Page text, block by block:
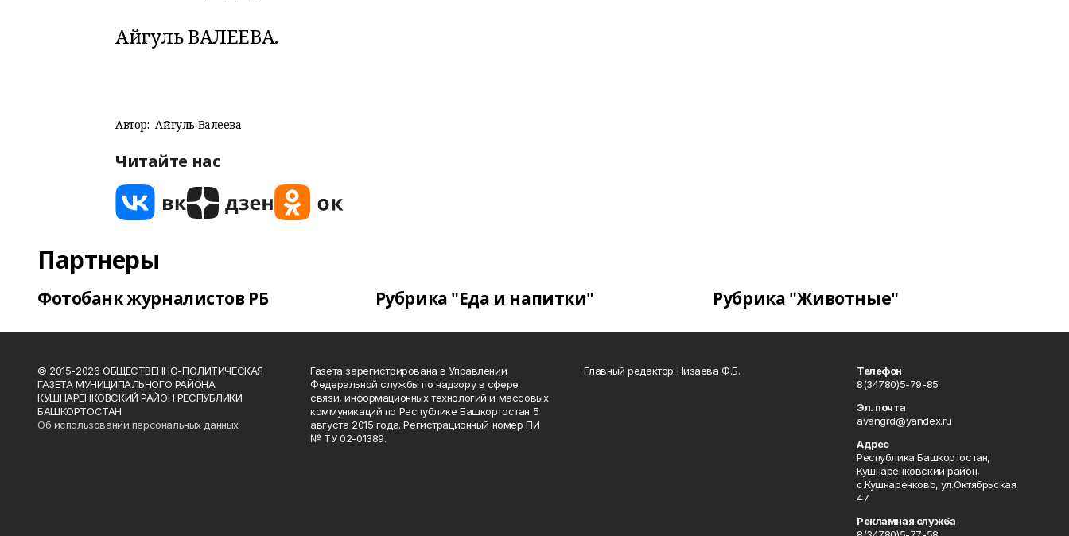
Айгуль ВАЛЕЕВА.
Автор: Айгуль Валеева
Читайте нас
Партнеры
Фотобанк журналистов РБ Рубрика "Еда и напитки" Рубрика "Животные"
© 2015-2026 ОБЩЕСТВЕННО-ПОЛИТИЧЕСКАЯ
ГАЗЕТА МУНИЦИПАЛЬНОГО РАЙОНА
КУШНАРЕНКОВСКИЙ РАЙОН РЕСПУБЛИКИ
БАШКОРТОСТАН
Об использовании персональных данных
Газета зарегистрирована в Управлении
Федеральной службы по надзору в сфере
связи, информационных технологий и массовых
коммуникаций по Республике Башкортостан 5
августа 2015 года. Регистрационный номер ПИ
№ ТУ 02-01389.
Главный редактор Низаева Ф.Б.
Телефон
8(34780)5-79-85
Эл. почта
avangrd@yandex.ru
Адрес
Республика Башкортостан,
Кушнаренковский район,
с.Кушнаренково, ул.Октябрьская,
47
Рекламная служба